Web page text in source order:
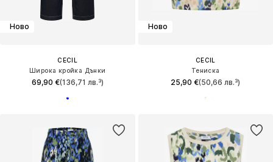
Ново
CECIL
Широка кройка Дънки
69,90 €(136,71 лв.³)
Ново
CECIL
Тениска
25,90 €(50,66 лв.³)